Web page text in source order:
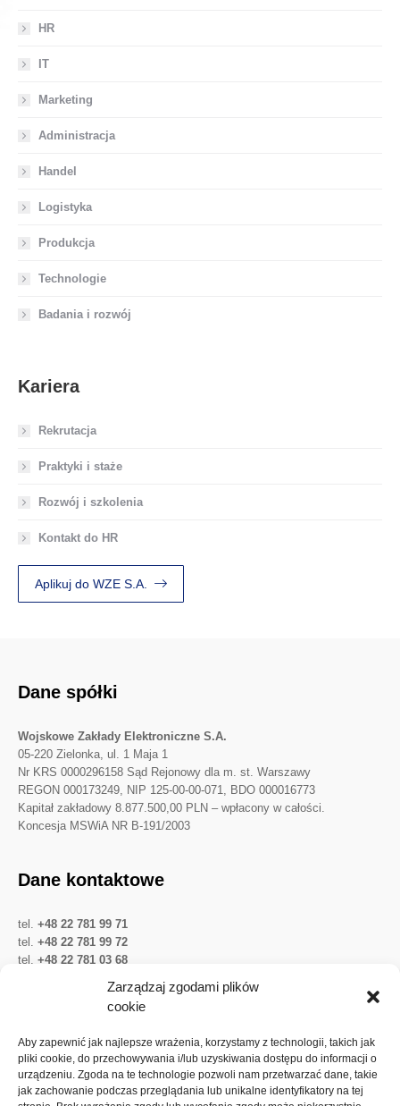
Zarządzaj zgodami plików
cookie
Aby zapewnić jak najlepsze wrażenia, korzystamy z technologii, takich jak
pliki cookie, do przechowywania i/lub uzyskiwania dostępu do informacji o
urządzeniu. Zgoda na te technologie pozwoli nam przetwarzać dane, takie
jak zachowanie podczas przeglądania lub unikalne identyfikatory na tej
HR
IT
Marketing
Administracja
Handel
Logistyka
Produkcja
Technologie
Badania i rozwój
Kariera
Rekrutacja
Praktyki i staże
Rozwój i szkolenia
Kontakt do HR
Aplikuj do WZE S.A.
Dane spółki
Wojskowe Zakłady Elektroniczne S.A.
05-220 Zielonka, ul. 1 Maja 1
Nr KRS 0000296158 Sąd Rejonowy dla m. st. Warszawy
REGON 000173249, NIP 125-00-00-071, BDO 000016773
Kapitał zakładowy 8.877.500,00 PLN – wpłacony w całości.
Koncesja MSWiA NR B-191/2003
Dane kontaktowe
tel. +48 22 781 99 71
tel. +48 22 781 99 72
tel. +48 22 781 03 68
LinkedIn
YouTube
Ważne linki
Ochrona danych osobowych